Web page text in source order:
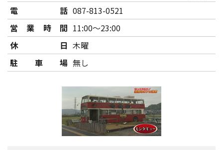
電話 087-813-0521
営業時間 11:00～23:00
休日 木曜
駐車場 無し